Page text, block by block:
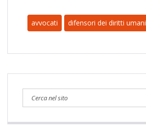
avvocati difensori dei diritti umani